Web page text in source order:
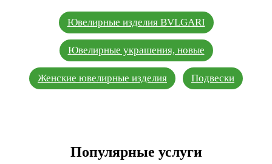
Ювелирные изделия BVLGARI
Ювелирные украшения, новые
Женские ювелирные изделия Подвески
Популярные услуги